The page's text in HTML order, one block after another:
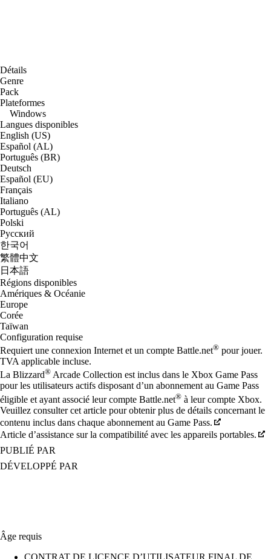
Détails
Genre
Pack
Plateformes
Windows
Langues disponibles
English (US)
Español (AL)
Português (BR)
Deutsch
Español (EU)
Français
Italiano
Português (AL)
Polski
Русский
한국어
繁體中文
日本語
Régions disponibles
Amériques & Océanie
Europe
Corée
Taïwan
Configuration requise
Requiert une connexion Internet et un compte Battle.net® pour jouer.
TVA applicable incluse.
La Blizzard® Arcade Collection est inclus dans le Xbox Game Pass
pour les utilisateurs actifs disposant d’un abonnement au Game Pass
éligible et ayant associé leur compte Battle.net® à leur compte Xbox.
Veuillez consulter cet article pour obtenir plus de détails concernant le
contenu inclus dans chaque abonnement au Game Pass.
Article d’assistance sur la compatibilité avec les appareils portables.
PUBLIÉ PAR
DÉVELOPPÉ PAR
Âge requis
CONTRAT DE LICENCE D’UTILISATEUR FINAL DE